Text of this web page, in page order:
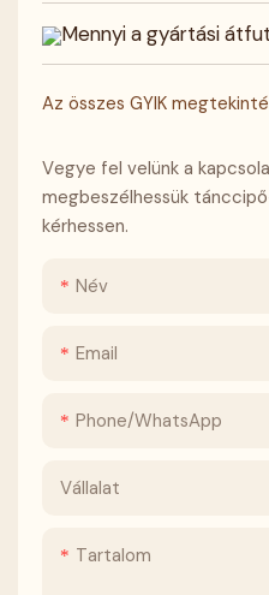
Mennyi a gyártási
Az összes GYIK
Vegye fel velünk a
megbeszélhessük
kérhessen.
Név
Email
Phone/whatsApp
Vállalat
Tartalom